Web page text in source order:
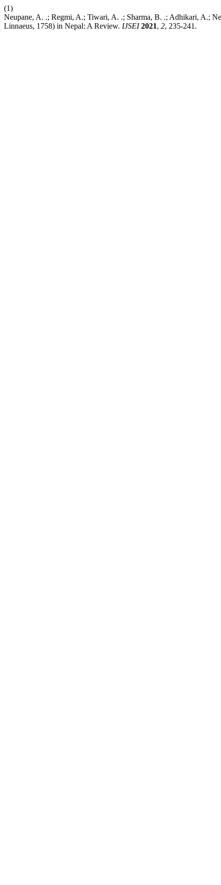
(1)
Neupane, A. .; Regmi, A.; Tiwari, A. .; Sharma, B. .; Adhikari, A.;
Linnaeus, 1758) in Nepal: A Review. IJSEI 2021, 2, 235-241.